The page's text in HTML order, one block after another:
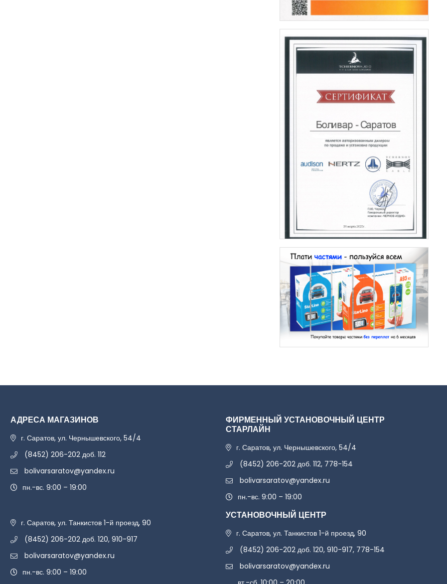
АДРЕСА МАГАЗИНОВ
г. Саратов, ул. Чернышевского, 54/4
(8452) 206-202 доб. 112
bolivarsaratov@yandex.ru
пн.-вс. 9:00 – 19:00
г. Саратов, ул. Танкистов 1-й проезд, 90
(8452) 206-202 доб. 120, 910-917
bolivarsaratov@yandex.ru
пн.-вс. 9:00 – 19:00
ФИРМЕННЫЙ УСТАНОВОЧНЫЙ ЦЕНТР
СТАРЛАЙН
г. Саратов, ул. Чернышевского, 54/4
(8452) 206-202 доб. 112, 778-154
bolivarsaratov@yandex.ru
пн.-вс. 9:00 – 19:00
УСТАНОВОЧНЫЙ ЦЕНТР
г. Саратов, ул. Танкистов 1-й проезд, 90
(8452) 206-202 доб. 120, 910-917, 778-154
bolivarsaratov@yandex.ru